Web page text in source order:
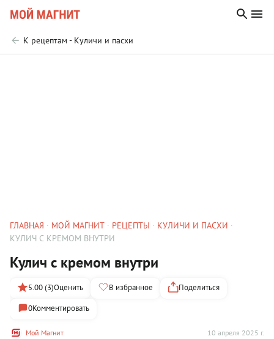
К рецептам - Куличи и пасхи
ГЛАВНАЯ МОЙ МАГНИТ РЕЦЕПТЫ
КУЛИЧИ И ПАСХИ
КУЛИЧ С КРЕМОМ ВНУТРИ
Кулич с кремом внутри
Мой Магнит 10 апреля 2025 г.
5.00 (3)Оценить В избранное
Поделиться
0Комментировать